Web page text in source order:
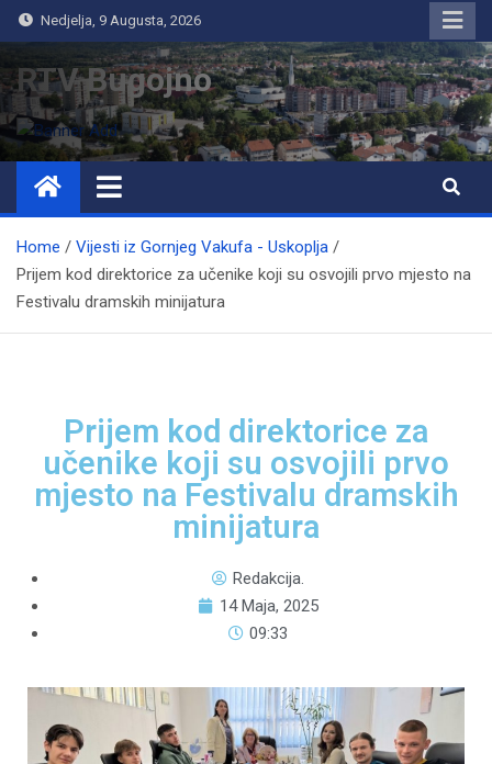
Nedjelja, 9 Augusta, 2026
RTV Bugojno
Home
Vijesti iz Gornjeg Vakufa - Uskoplja
Prijem kod direktorice za učenike koji su osvojili prvo mjesto na
Festivalu dramskih minijatura
Prijem kod direktorice za
učenike koji su osvojili prvo
mjesto na Festivalu dramskih
minijatura
Redakcija.
14 Maja, 2025
09:33